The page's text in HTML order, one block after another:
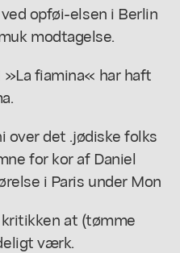
opføi-elsen i Berlin
modtagelse.
»La fiamina« har haft
over det .jødiske folks
for kor af Daniel
i Paris under Mon
at (tømme
værk.